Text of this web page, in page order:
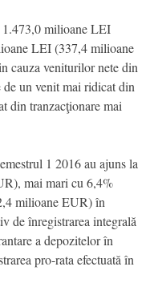
1.473,0 milioane LEI
LEI (337,4 milioane
cauza veniturilor nete din
de un venit mai ridicat din
din tranzacţionare mai
1 2016 au ajuns la
mai mari cu 6,4%
milioane EUR) în
de înregistrarea integrală
a depozitelor în
pro-rata efectuată în